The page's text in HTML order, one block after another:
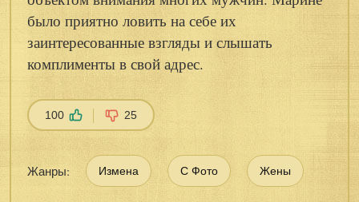
было приятно ловить на себе их
заинтересованные взгляды и слышать
комплименты в свой адрес.
100 25
Жанры: Измена С Фото Жены